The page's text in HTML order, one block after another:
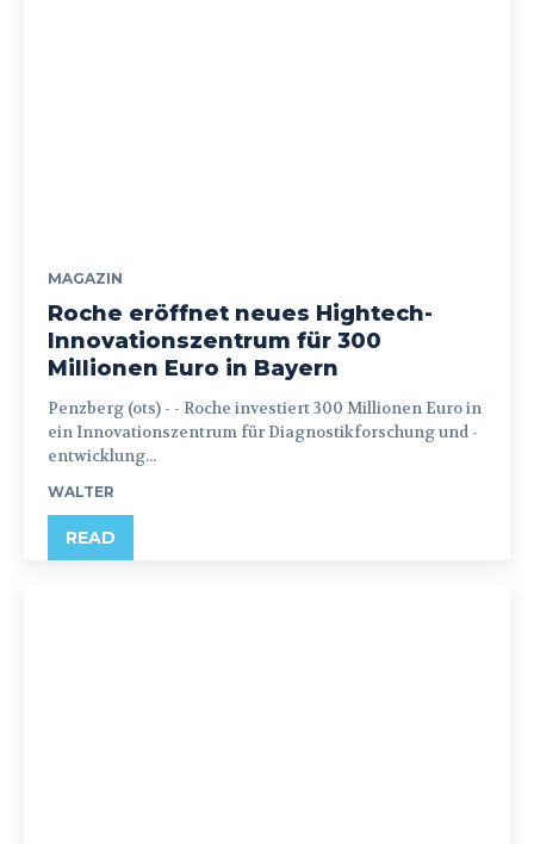
MAGAZIN
Roche eröffnet neues Hightech-
Innovationszentrum für 300
Millionen Euro in Bayern
Penzberg (ots) - - Roche investiert 300 Millionen Euro in
ein Innovationszentrum für Diagnostikforschung und -
entwicklung...
WALTER
READ